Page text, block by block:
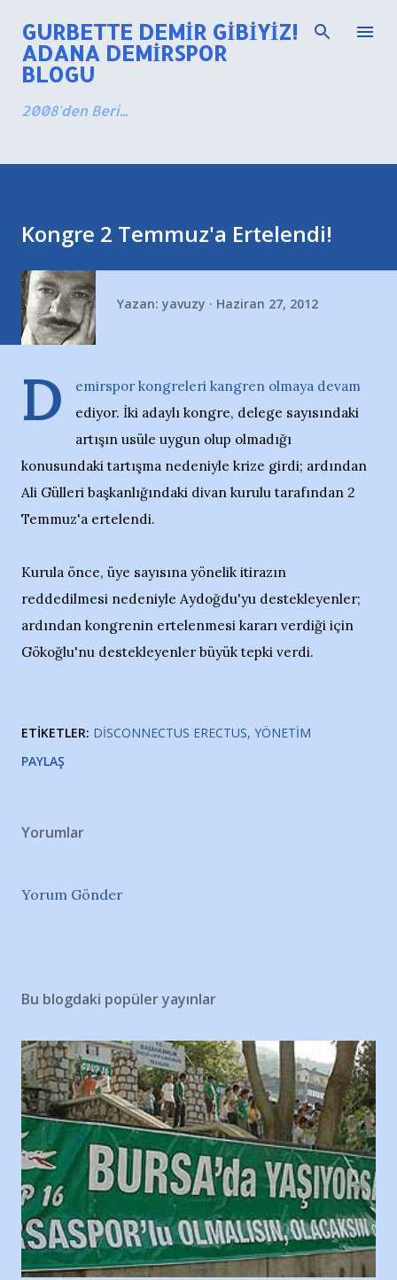
Ana içeriğe atla
GURBETTE DEMIR GIBIYIZ!
ADANA DEMIRSPOR
BLOGU
2008'den Beri...
Kongre 2 Temmuz'a Ertelendi!
Yazan: yavuzy Haziran 27, 2012
D
emirspor kongreleri kangren olmaya devam
ediyor. İki adaylı kongre, delege sayısındaki
artışın usüle uygun olup olmadığı
konusundaki tartışma nedeniyle krize girdi; ardından
Ali Gülleri başkanlığındaki divan kurulu tarafından 2
Temmuz'a ertelendi.
Kurula önce, üye sayısına yönelik itirazın
reddedilmesi nedeniyle Aydoğdu'yu destekleyenler;
ardından kongrenin ertelenmesi kararı verdiği için
Gökoğlu'nu destekleyenler büyük tepki verdi.
ETIKETLER: DISCONNECTUS ERECTUS YÖNETIM
PAYLAŞ
Yorumlar
Yorum Gönder
Bu blogdaki popüler yayınlar